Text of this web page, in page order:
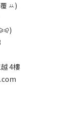
ꕁ)
4樓